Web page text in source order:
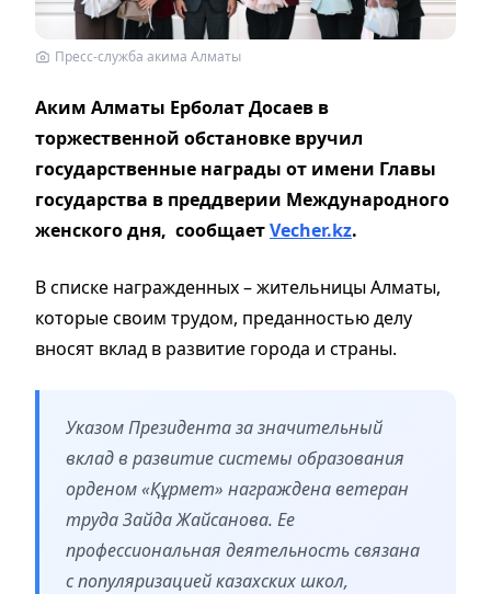
Пресс-служба акима Алматы
Аким Алматы Ерболат Досаев в
торжественной обстановке вручил
государственные награды от имени Главы
государства в преддверии Международного
женского дня, сообщаетVecher.kz.
В списке награжденных – жительницы Алматы,
которые своим трудом, преданностью делу
вносят вклад в развитие города и страны.
Указом Президента за значительный
вклад в развитие системы образования
орденом «Құрмет» награждена ветеран
труда Зайда Жайсанова. Ее
профессиональная деятельность связана
с популяризацией казахских школ,